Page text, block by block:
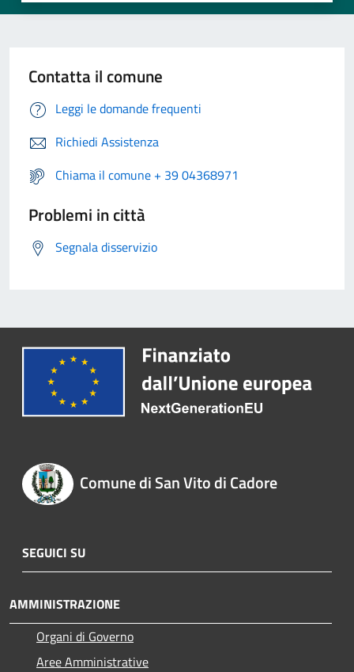
Contatta il comune
Leggi le domande frequenti
Richiedi Assistenza
Chiama il comune + 39 04368971
Problemi in città
Segnala disservizio
Comune di San Vito di Cadore
SEGUICI SU
AMMINISTRAZIONE
Organi di Governo
Aree Amministrative